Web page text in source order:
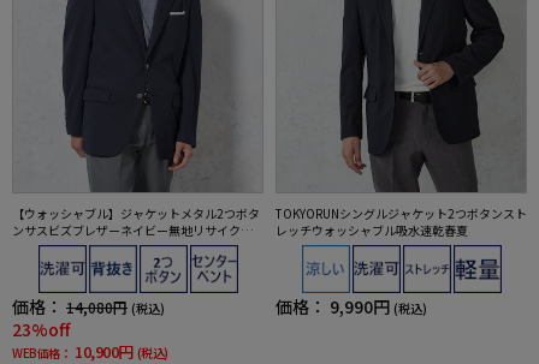
【ウォッシャブル】ジャケットメタル2つボタ
ンサスビズブレザーネイビー無地リサイクル
価格： 14,080円 (税込)
23%off
WEB価格： 10,900円 (税込)
TOKYORUNシングルジャケット2つボタンスト
レッチウォッシャブル吸水速乾春夏
価格： 9,990円 (税込)